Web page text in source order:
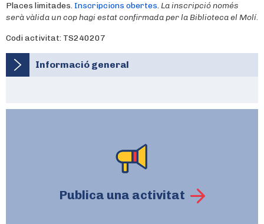
Places limitades. Inscripcions obertes.La inscripció només
serà vàlida un cop hagi estat confirmada per la Biblioteca el Molí.
Codi activitat: TS240207
Informació general
Publica una activitat